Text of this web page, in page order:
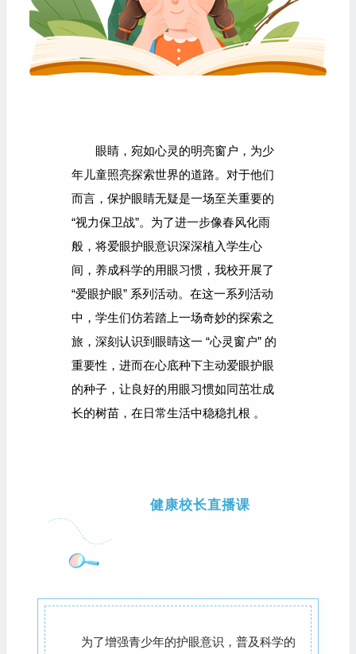
眼睛，宛如心灵的明亮窗户，为少
年儿童照亮探索世界的道路。对于他们
而言，保护眼睛无疑是一场至关重要的
“视力保卫战”。为了进一步像春风化雨
般，将爱眼护眼意识深深植入学生心
间，养成科学的用眼习惯，我校开展了
“爱眼护眼” 系列活动。在这一系列活动
中，学生们仿若踏上一场奇妙的探索之
旅，深刻认识到眼睛这一 “心灵窗户” 的
重要性，进而在心底种下主动爱眼护眼
的种子，让良好的用眼习惯如同茁壮成
长的树苗，在日常生活中稳稳扎根 。
健康校长直播课
为了增强青少年的护眼意识，普及科学的